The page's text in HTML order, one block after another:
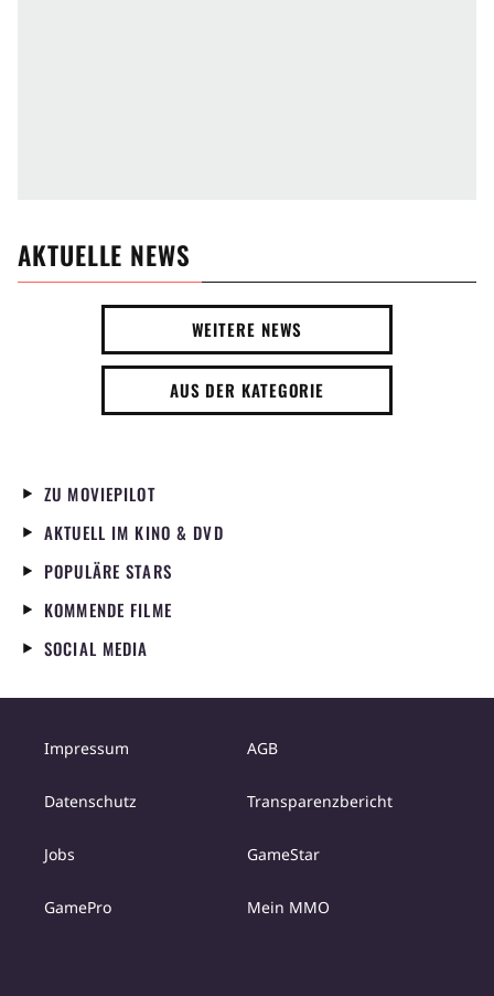
AKTUELLE NEWS
WEITERE NEWS
AUS DER KATEGORIE
ZU MOVIEPILOT
AKTUELL IM KINO & DVD
POPULÄRE STARS
KOMMENDE FILME
SOCIAL MEDIA
Impressum AGB
Datenschutz Transparenzbericht
Jobs GameStar
GamePro Mein MMO